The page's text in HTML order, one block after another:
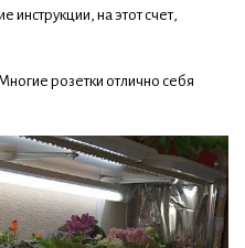
инструкции, на этот счет,
розетки отлично себя